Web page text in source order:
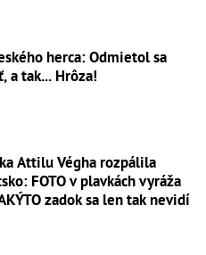
herca: Odmietol sa
a tak... Hrôza!
Attilu Végha rozpálila
FOTO v plavkách vyráža
zadok sa len tak nevidí